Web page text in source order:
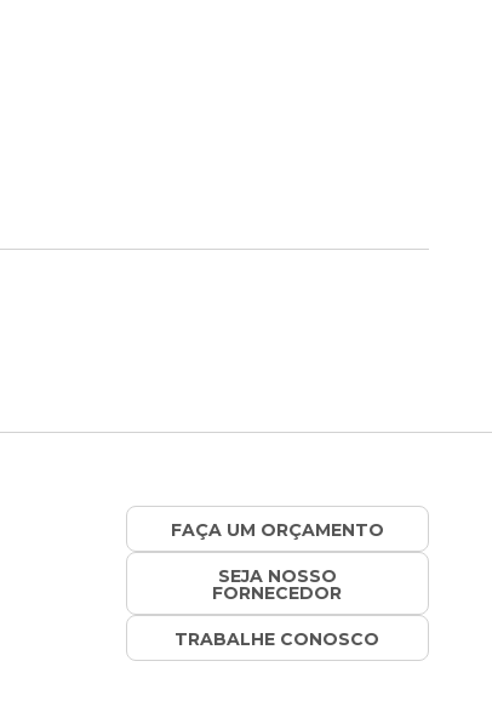
FAÇA UM ORÇAMENTO
SEJA NOSSO
FORNECEDOR
TRABALHE CONOSCO